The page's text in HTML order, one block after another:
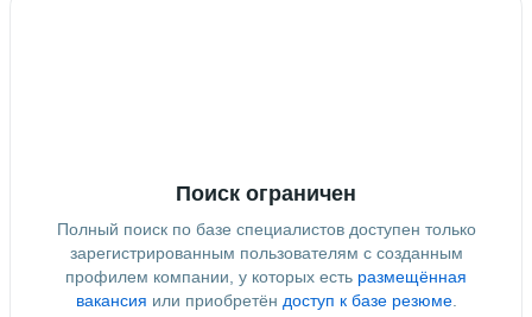
Поиск ограничен
Полный поиск по базе специалистов доступен только
зарегистрированным пользователям с созданным
профилем компании, у которых есть размещённая
вакансия или приобретён доступ к базе резюме.